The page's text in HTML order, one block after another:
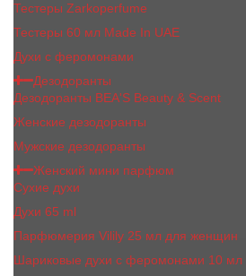
Тестеры Zarkoperfume
Тестеры 60 мл Made In UAE
Духи с феромонами
Дезодоранты
Дезодоранты BEA'S Beauty & Scent
Женские дезодоранты
Мужские дезодоранты
Женский мини парфюм
Сухие духи
Духи 65 ml
Парфюмерия Vilily 25 мл для женщин
Шариковые духи с феромонами 10